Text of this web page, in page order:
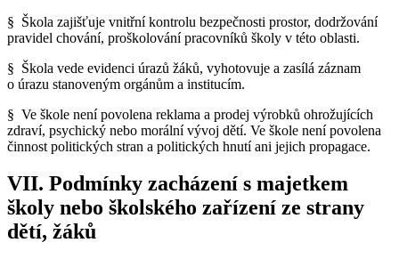
§ Škola zajišťuje vnitřní kontrolu bezpečnosti prostor, dodržování
pravidel chování, proškolování pracovníků školy v této oblasti.
§ Škola vede evidenci úrazů žáků, vyhotovuje a zasílá záznam
o úrazu stanoveným orgánům a institucím.
§ Ve škole není povolena reklama a prodej výrobků ohrožujících
zdraví, psychický nebo morální vývoj dětí. Ve škole není povolena
činnost politických stran a politických hnutí ani jejich propagace.
VII. Podmínky zacházení s majetkem
školy nebo školského zařízení ze strany
dětí, žáků